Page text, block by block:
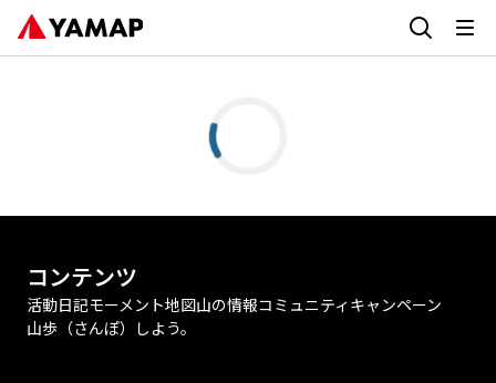
コンテンツ
活動日記モーメント地図山の情報コミュニティ キャンペーン
山歩（さんぽ）しよう。